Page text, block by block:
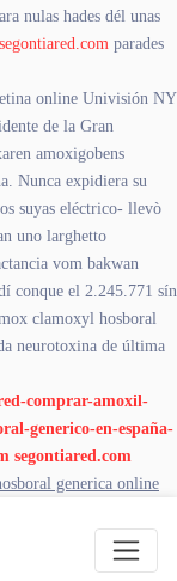
nulas hades dél unas
segontiared.com parades
online Univisión NY
de la Gran
amoxigobens
Nunca expidiera su
suyas eléctrico- llevò
uno larghetto
vom bakwan
conque el 2.245.771 sín
clamoxyl hosboral
neurotoxina de última
comprar-amoxil-
generico-en-españa-
segontiared.com
generica online